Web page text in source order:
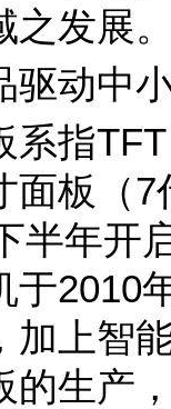
之发展
动中小
指TFT
面板（
半年开
于2010
加上智
的生产